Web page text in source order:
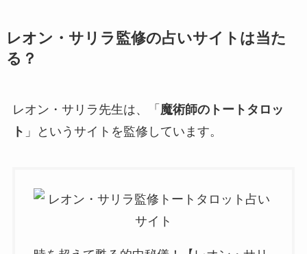
レオン・サリラ監修の占いサイトは当た
る？
レオン・サリラ先生は、「 魔術師のトートタロッ
ト 」というサイトを監修しています。